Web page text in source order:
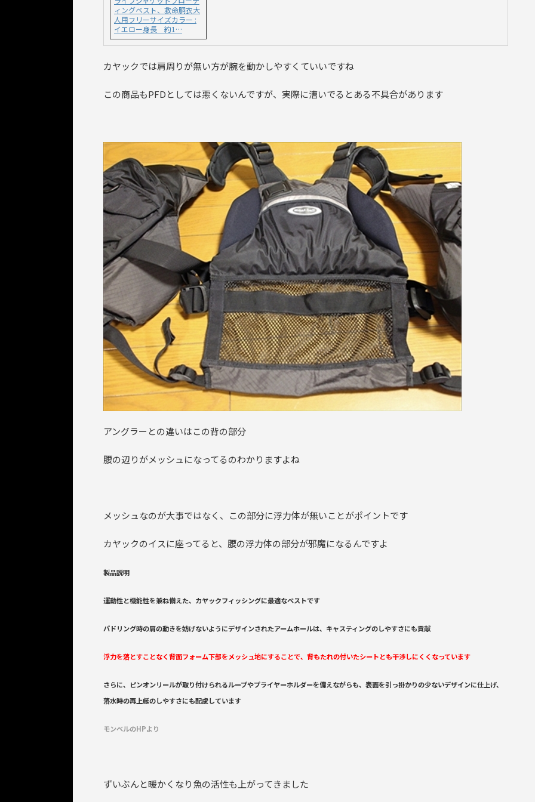
ィングベスト、救命胴衣大
人用フリーサイズカラー :
イエロー身長 約1…
カヤックでは肩周りが無い方が腕を動かしやすくていいですね
この商品もPFDとしては悪くないんですが、実際に漕いでるとある不具合があります
アングラーとの違いはこの背の部分
腰の辺りがメッシュになってるのわかりますよね
メッシュなのが大事ではなく、この部分に浮力体が無いことがポイントです
カヤックのイスに座ってると、腰の浮力体の部分が邪魔になるんですよ
製品説明
運動性と機能性を兼ね備えた、カヤックフィッシングに最適なベストです
パドリング時の肩の動きを妨げないようにデザインされたアームホールは、キャスティングのしやすさにも貢献
浮力を落とすことなく背面フォーム下部をメッシュ地にすることで、背もたれの付いたシートとも干渉しにくくなっています
さらに、ピンオンリールが取り付けられるループやプライヤーホルダーを備えながらも、表面を引っ掛かりの少ないデザインに仕上げ、
落水時の再上艇のしやすさにも配慮しています
モンベルのHPより
ずいぶんと暖かくなり魚の活性も上がってきました